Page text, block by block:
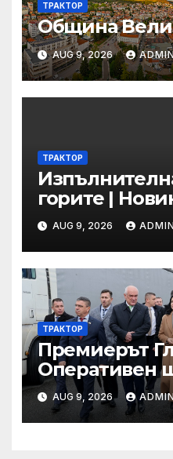
ТРАКТОР
Община
AUG 9, 2026
ТРАКТОР
горите |
AUG 9, 2026 ADMIN
ТРАКТОР
Премиерът
Оперативен
по границата,
готови за
AUG 9, 2026 ADMIN